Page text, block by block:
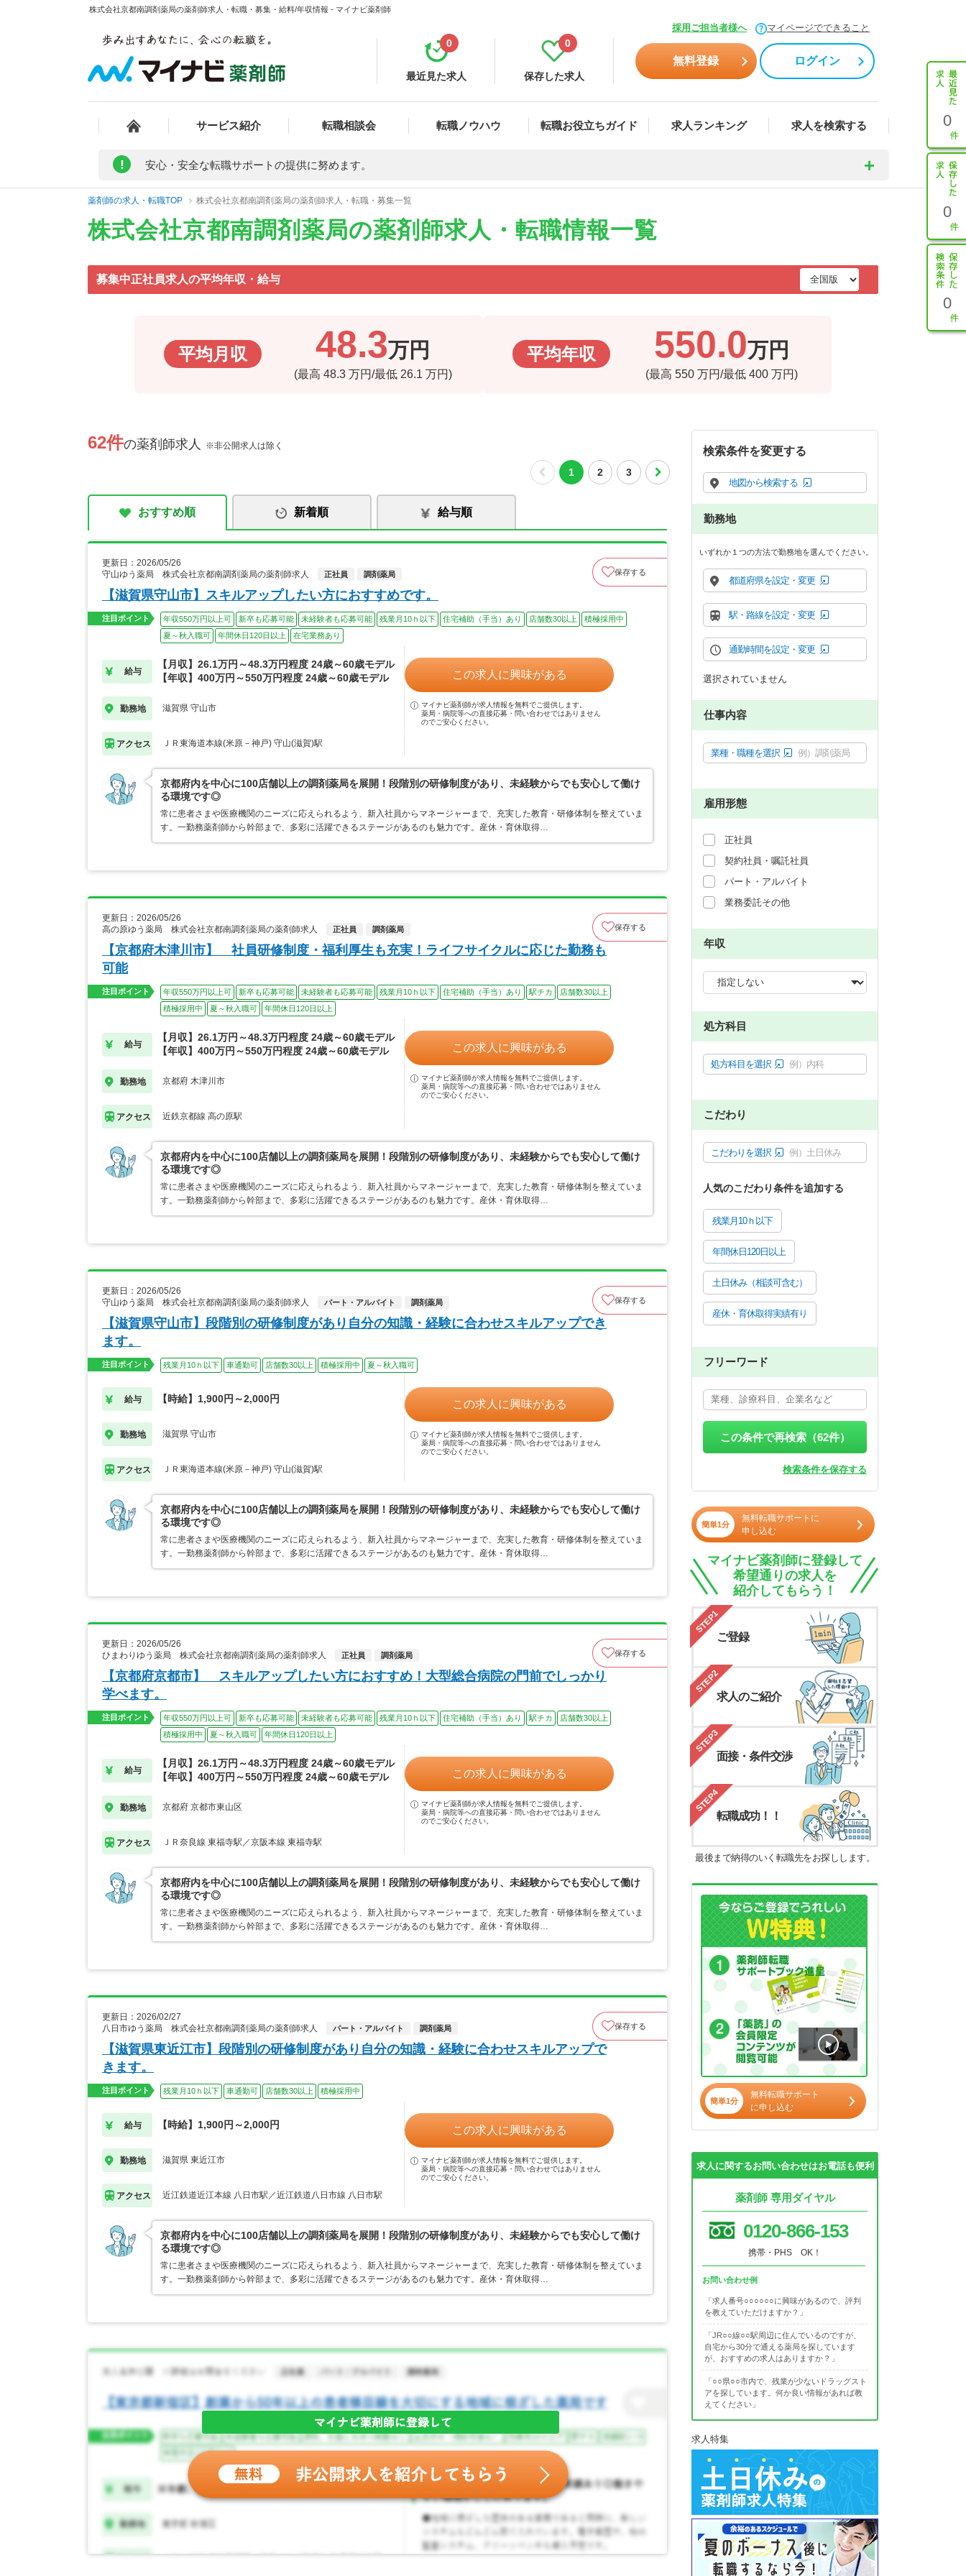
株式会社京都南調剤薬局の薬剤師求人・転職・募集・給料/年収情報 - マイナビ薬剤師
採用ご担当者様へ マイページでできること
最近見た求人
0
保存した求人
0
無料登録 ログイン
サービス紹介 転職相談会 転職ノウハウ 転職お役立ちガイド 求人ランキング 求人を検索する 0
0
0
! 安心・安全な転職サポートの提供に努めます。
薬剤師の求人・転職TOP 株式会社京都南調剤薬局の薬剤師求人・転職・募集一覧
株式会社京都南調剤薬局の薬剤師求人・転職情報一覧
募集中正社員求人の平均年収・給与
平均月収 48.3万円
(最高 48.3 万円/最低 26.1 万円)
平均年収 550.0万円
(最高 550 万円/最低 400 万円)
62件の薬剤師求人 ※非公開求人は除く
1 2 3
おすすめ順 新着順 給与順
更新日：2026/05/26
守山ゆう薬局 株式会社京都南調剤薬局の薬剤師求人
正社員 調剤薬局 保存する
【滋賀県守山市】スキルアップしたい方におすすめです。
注目ポイント 年収550万円以上可 新卒も応募可能 未経験者も応募可能 残業月10ｈ以下 住宅補助（手当）あり 店舗数30以上
積極採用中
夏～秋入職可
年間休日120日以上 在宅業務あり
給与
【月収】26.1万円～48.3万円程度 24歳～60歳モデル
【年収】400万円～550万円程度 24歳～60歳モデル
勤務地 滋賀県 守山市
アクセス ＪＲ東海道本線(米原－神戸) 守山(滋賀)駅
この求人に興味がある
マイナビ薬剤師が求人情報を無料でご提供します。
薬局・病院等への直接応募・問い合わせではありません
のでご安心ください。
京都府内を中心に100店舗以上の調剤薬局を展開！段階別の研修制度があり、未経験からでも安心して働け
る環境です◎
常に患者さまや医療機関のニーズに応えられるよう、新入社員からマネージャーまで、充実した教育・研修体制を整えていま
す。一勤務薬剤師から幹部まで、多彩に活躍できるステージがあるのも魅力です。産休・育休取得…
更新日：2026/05/26
高の原ゆう薬局 株式会社京都南調剤薬局の薬剤師求人
正社員 調剤薬局 保存する
【京都府木津川市】 社員研修制度・福利厚生も充実！ライフサイクルに応じた勤務も
可能
注目ポイント 年収550万円以上可 新卒も応募可能 未経験者も応募可能 残業月10ｈ以下 住宅補助（手当）あり 駅チカ
店舗数30以上
積極採用中
夏～秋入職可 年間休日120日以上
給与
【月収】26.1万円～48.3万円程度 24歳～60歳モデル
【年収】400万円～550万円程度 24歳～60歳モデル
勤務地 京都府 木津川市
アクセス 近鉄京都線 高の原駅
この求人に興味がある
マイナビ薬剤師が求人情報を無料でご提供します。
薬局・病院等への直接応募・問い合わせではありません
のでご安心ください。
京都府内を中心に100店舗以上の調剤薬局を展開！段階別の研修制度があり、未経験からでも安心して働け
る環境です◎
常に患者さまや医療機関のニーズに応えられるよう、新入社員からマネージャーまで、充実した教育・研修体制を整えていま
す。一勤務薬剤師から幹部まで、多彩に活躍できるステージがあるのも魅力です。産休・育休取得…
更新日：2026/05/26
守山ゆう薬局 株式会社京都南調剤薬局の薬剤師求人
パート・アルバイト 調剤薬局 保存する
【滋賀県守山市】段階別の研修制度があり自分の知識・経験に合わせスキルアップでき
ます。
注目ポイント 残業月10ｈ以下 車通勤可 店舗数30以上 積極採用中 夏～秋入職可
給与 【時給】1,900円～2,000円
勤務地 滋賀県 守山市
アクセス ＪＲ東海道本線(米原－神戸) 守山(滋賀)駅
この求人に興味がある
マイナビ薬剤師が求人情報を無料でご提供します。
薬局・病院等への直接応募・問い合わせではありません
のでご安心ください。
京都府内を中心に100店舗以上の調剤薬局を展開！段階別の研修制度があり、未経験からでも安心して働け
る環境です◎
常に患者さまや医療機関のニーズに応えられるよう、新入社員からマネージャーまで、充実した教育・研修体制を整えていま
す。一勤務薬剤師から幹部まで、多彩に活躍できるステージがあるのも魅力です。産休・育休取得…
更新日：2026/05/26
ひまわりゆう薬局 株式会社京都南調剤薬局の薬剤師求人
正社員 調剤薬局 保存する
【京都府京都市】 スキルアップしたい方におすすめ！大型総合病院の門前でしっかり
学べます。
注目ポイント 年収550万円以上可 新卒も応募可能 未経験者も応募可能 残業月10ｈ以下 住宅補助（手当）あり 駅チカ
店舗数30以上
積極採用中
夏～秋入職可 年間休日120日以上
給与
【月収】26.1万円～48.3万円程度 24歳～60歳モデル
【年収】400万円～550万円程度 24歳～60歳モデル
勤務地 京都府 京都市東山区
アクセス ＪＲ奈良線 東福寺駅／京阪本線 東福寺駅
この求人に興味がある
マイナビ薬剤師が求人情報を無料でご提供します。
薬局・病院等への直接応募・問い合わせではありません
のでご安心ください。
京都府内を中心に100店舗以上の調剤薬局を展開！段階別の研修制度があり、未経験からでも安心して働け
る環境です◎
常に患者さまや医療機関のニーズに応えられるよう、新入社員からマネージャーまで、充実した教育・研修体制を整えていま
す。一勤務薬剤師から幹部まで、多彩に活躍できるステージがあるのも魅力です。産休・育休取得…
更新日：2026/02/27
八日市ゆう薬局 株式会社京都南調剤薬局の薬剤師求人
パート・アルバイト 調剤薬局 保存する
【滋賀県東近江市】段階別の研修制度があり自分の知識・経験に合わせスキルアップで
きます。
注目ポイント 残業月10ｈ以下 車通勤可 店舗数30以上 積極採用中
給与 【時給】1,900円～2,000円
勤務地 滋賀県 東近江市
アクセス 近江鉄道近江本線 八日市駅／近江鉄道八日市線 八日市駅
この求人に興味がある
マイナビ薬剤師が求人情報を無料でご提供します。
薬局・病院等への直接応募・問い合わせではありません
のでご安心ください。
京都府内を中心に100店舗以上の調剤薬局を展開！段階別の研修制度があり、未経験からでも安心して働け
る環境です◎
常に患者さまや医療機関のニーズに応えられるよう、新入社員からマネージャーまで、充実した教育・研修体制を整えていま
す。一勤務薬剤師から幹部まで、多彩に活躍できるステージがあるのも魅力です。産休・育休取得…
検索条件を変更する
地図から検索する
勤務地
いずれか１つの方法で勤務地を選んでください。
都道府県を設定・変更
駅・路線を設定・変更
通勤時間を設定・変更
選択されていません
仕事内容
業種・職種を選択 例）調剤薬局
雇用形態
正社員
契約社員・嘱託社員
パート・アルバイト
業務委託その他
年収
処方科目
処方科目を選択 例）内科
こだわり
こだわりを選択 例）土日休み
人気のこだわり条件を追加する
残業月10ｈ以下
年間休日120日以上
土日休み（相談可含む）
産休・育休取得実績有り
フリーワード
この条件で再検索（62件）
検索条件を保存する
簡単1分
無料転職サポートに
申し込む
マイナビ薬剤師に登録して
希望通りの求人を
紹介してもらう！
STEP1
ご登録
STEP2
求人のご紹介
STEP3
面接・条件交渉
STEP4
転職成功！！
最後まで納得のいく転職先をお探しします。
簡単1分
無料転職サポート
に申し込む
求人に関するお問い合わせはお電話も便利
薬剤師 専用ダイヤル
0120-866-153
携帯・PHS OK！
お問い合わせ例
「求人番号○○○○○○に興味があるので、評判
を教えていただけますか？」
「JR○○線○○駅周辺に住んでいるのですが、
自宅から30分で通える薬局を探しています
が、おすすめの求人はありますか？」
「○○県○○市内で、残業が少ないドラッグスト
アを探しています。何か良い情報があれば教
えてください」
求人特集